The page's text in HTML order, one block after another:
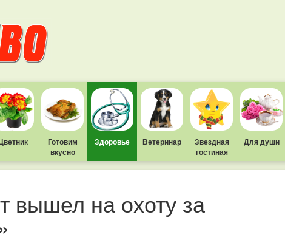
Готовим
вкусно
Здоровье Ветеринар
Звездная
гостиная
Для души
вышел на охоту за